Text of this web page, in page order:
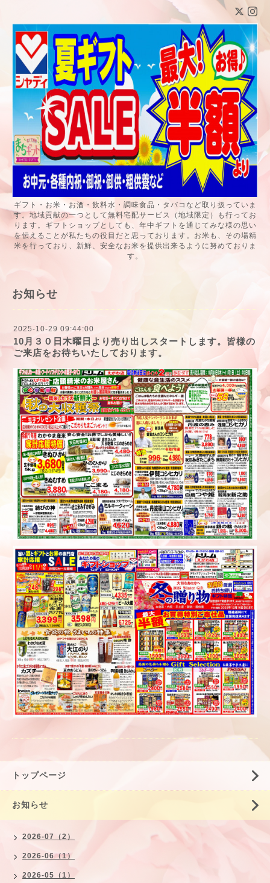
ギフト・お米・お酒・飲料水・調味食品・タバコなど取り扱っていま
す。地域貢献の一つとして無料宅配サービス（地域限定）も行ってお
ります。ギフトショップとしても、年中ギフトを通じてみな様の思い
を伝えることが私たちの役目だと思っております。お米も、その場精
米を行っており、新鮮、安全なお米を提供出来るように努めておりま
す。
お知らせ
2025-10-29 09:44:00
10月３０日木曜日より売り出しスタートします。皆様の
ご来店をお待ちいたしております。
トップページ
お知らせ
2026-07（2）
2026-06（1）
2026-05（1）